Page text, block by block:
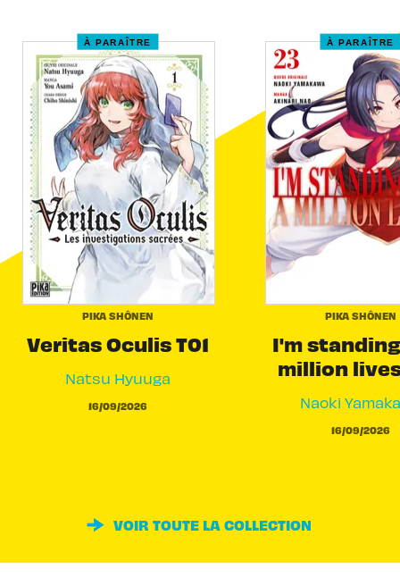
À PARAÎTRE
PIKA SHÔNEN
Veritas Oculis T01
Natsu Hyuuga
16/09/2026
À PARAÎTRE
PIKA SHÔNEN
I'm
million
Naoki
16/09/2026
VOIR TOUTE LA COLLECTION